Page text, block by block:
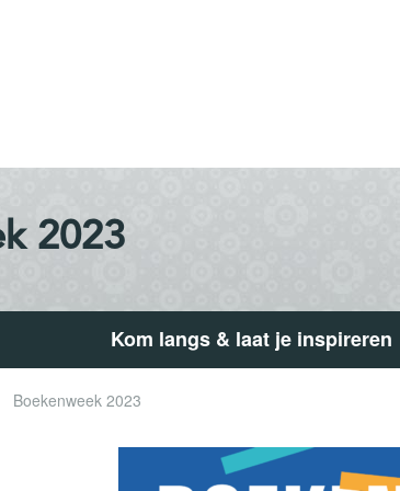
2023
Kom langs & laat je inspireren
Boekenweek 2023